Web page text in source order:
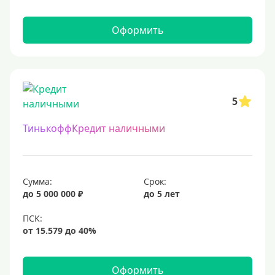
10 млн
12 млн
20 млн
25 млн
35000000 руб
50 миллионов
100 миллионов
15000 руб
Оформить
5
ТинькоффКредит наличными
Сумма:
до 5 000 000 ₽
Срок:
до 5 лет
Оформить